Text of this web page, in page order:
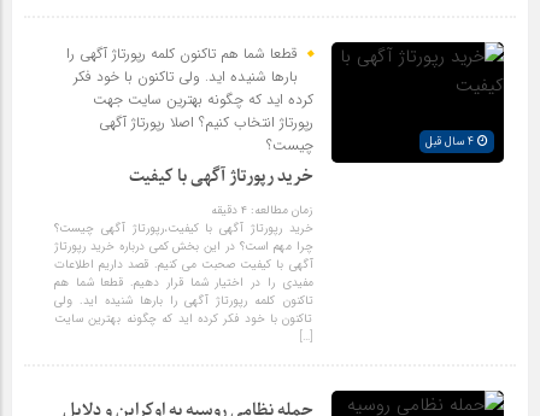
قطعا شما هم تاکنون کلمه رپورتاژ آگهی را
بارها شنیده اید. ولی تاکنون با خود فکر
کرده اید که چگونه بهترین سایت جهت
رپورتاژ انتخاب کنیم؟ اصلا رپورتاژ آگهی
چیست؟
خرید رپورتاژ آگهی با کیفیت
زمان مطالعه:۴ دقیقه
خرید رپورتاژ آگهی با کیفیت،رپورتاژ آگهی چیست؟
چرا مهم است؟ در این بخش کمی درباره خرید رپورتاژ
آگهی با کیفیت صحبت می کنیم. قصد داریم اطلاعات
مفیدی را در اختیار شما قرار دهیم. قطعا شما هم
تاکنون کلمه رپورتاژ آگهی را بارها شنیده اید. ولی
تاکنون با خود فکر کرده اید که چگونه بهترین سایت
[…]